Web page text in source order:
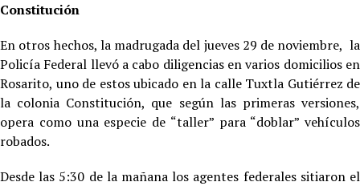
Constitución
En otros hechos, la madrugada del jueves 29 de noviembre, la
Policía Federal llevó a cabo diligencias en varios domicilios en
Rosarito, uno de estos ubicado en la calle Tuxtla Gutiérrez de
la colonia Constitución, que según las primeras versiones,
opera como una especie de “taller” para “doblar” vehículos
robados.
Desde las 5:30 de la mañana los agentes federales sitiaron el